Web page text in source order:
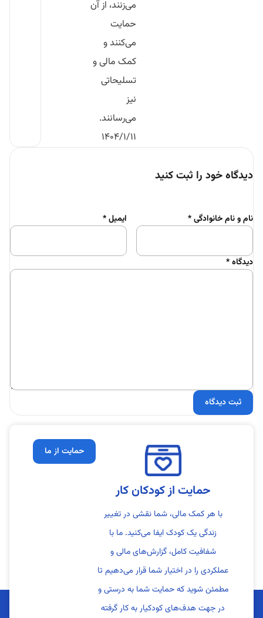
می‌زنند، از آن
حمایت
می‌کنند و
کمک مالی و
تسلیحاتی
نیز
می‌رسانند.
۱۴۰۴/۱/۱۱
دیدگاه خود را ثبت کنید
دیدگاه*
نام و نام خانوادگی* ایمیل*
حمایت از کودکان کار
با هر کمک مالی، شما نقشی در تغییر
زندگی یک کودک ایفا می‌کنید. ما با
شفافیت کامل، گزارش‌های مالی و
عملکردی را در اختیار شما قرار می‌دهیم تا
مطمئن شوید که حمایت شما به درستی و
در جهت هدف‌های کودکیار به کار گرفته
حمایت از ما